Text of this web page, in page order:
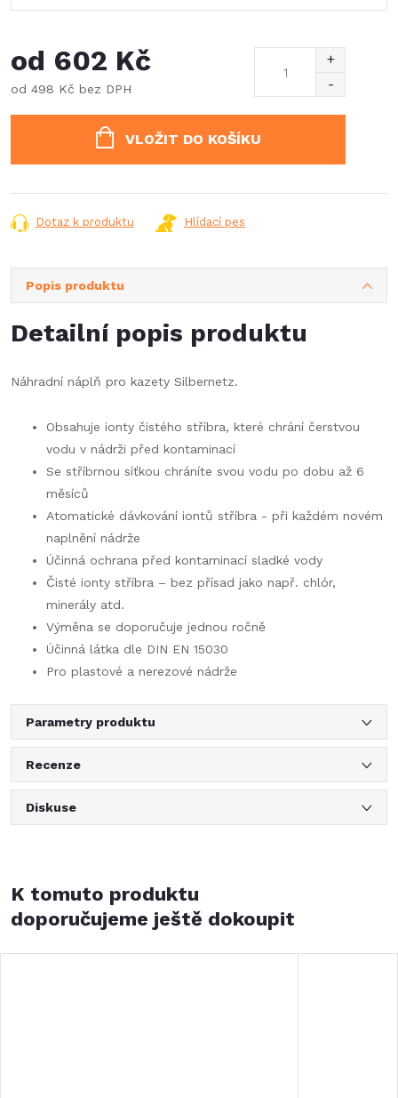
od 602 Kč
od 498 Kč bez DPH
VLOŽIT DO KOŠÍKU
Dotaz k produktu Hlídací pes
Popis produktu
Detailní popis produktu
Náhradní náplň pro kazety Silbernetz.
Obsahuje ionty čistého stříbra, které chrání čerstvou
vodu v nádrži před kontaminací
Se stříbrnou síťkou chráníte svou vodu po dobu až 6
měsíců
Atomatické dávkování iontů stříbra - při každém novém
naplnění nádrže
Účinná ochrana před kontaminací sladké vody
Čisté ionty stříbra – bez přísad jako např. chlór,
minerály atd.
Výměna se doporučuje jednou ročně
Účinná látka dle DIN EN 15030
Pro plastové a nerezové nádrže
Parametry produktu
Recenze
Diskuse
K tomuto produktu
doporučujeme ještě dokoupit